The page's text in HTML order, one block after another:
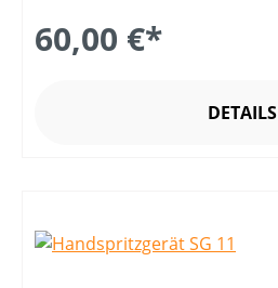
60,00 €*
DETAILS